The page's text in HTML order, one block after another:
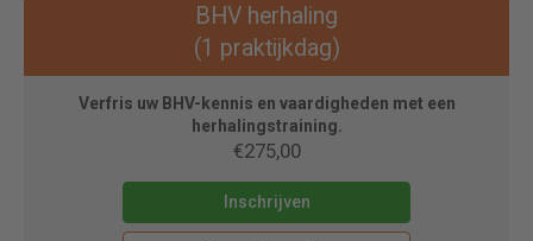
BHV herhaling
(1 praktijkdag)
Verfris uw BHV-kennis en vaardigheden met een
herhalingstraining.
€275,00
Inschrijven